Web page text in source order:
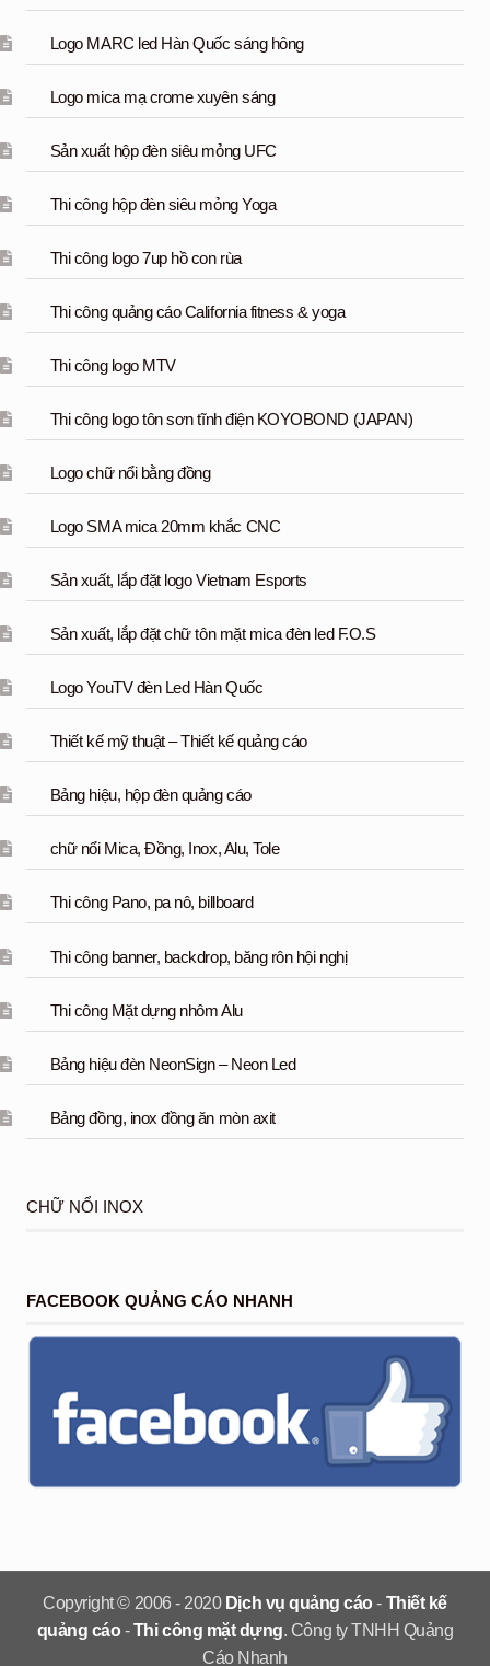
Logo MARC led Hàn Quốc sáng hông
Logo mica mạ crome xuyên sáng
Sản xuất hộp đèn siêu mỏng UFC
Thi công hộp đèn siêu mỏng Yoga
Thi công logo 7up hồ con rùa
Thi công quảng cáo California fitness & yoga
Thi công logo MTV
Thi công logo tôn sơn tĩnh điện KOYOBOND (JAPAN)
Logo chữ nổi bằng đồng
Logo SMA mica 20mm khắc CNC
Sản xuất, lắp đặt logo Vietnam Esports
Sản xuất, lắp đặt chữ tôn mặt mica đèn led F.O.S
Logo YouTV đèn Led Hàn Quốc
Thiết kế mỹ thuật – Thiết kế quảng cáo
Bảng hiệu, hộp đèn quảng cáo
chữ nổi Mica, Đồng, Inox, Alu, Tole
Thi công Pano, pa nô, billboard
Thi công banner, backdrop, băng rôn hội nghị
Thi công Mặt dựng nhôm Alu
Bảng hiệu đèn NeonSign – Neon Led
Bảng đồng, inox đồng ăn mòn axit
CHỮ NỔI INOX
FACEBOOK QUẢNG CÁO NHANH
Copyright © 2006 - 2020 Dịch vụ quảng cáo - Thiết kế
quảng cáo -Thi công mặt dựng. Công ty TNHH Quảng
Cáo Nhanh